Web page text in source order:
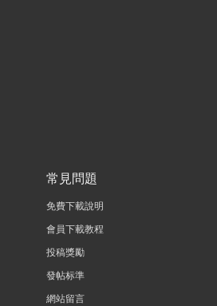
常見問題
免費下載說明
會員下載教程
投稿獎勵
發帖标準
網站留言